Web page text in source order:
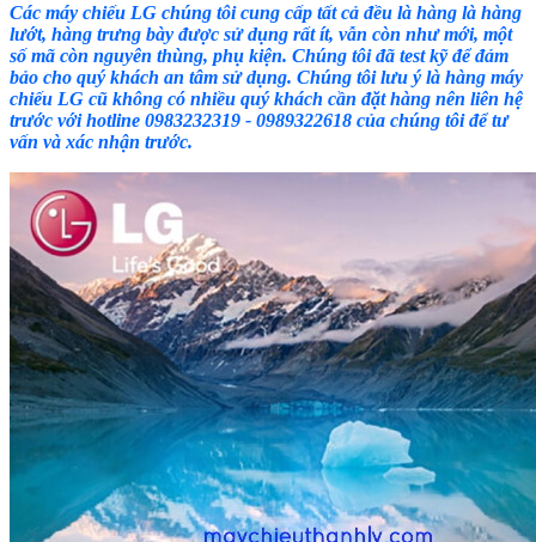
Các máy chiếu LG chúng tôi cung cấp tất cả đều là hàng là hàng
lướt, hàng trưng bày được sử dụng rất ít, vẫn còn như mới, một
số mã còn nguyên thùng, phụ kiện. Chúng tôi đã test kỹ để đảm
bảo cho quý khách an tâm sử dụng. Chúng tôi lưu ý là hàng máy
chiếu LG cũ không có nhiều quý khách cần đặt hàng nên liên hệ
trước với hotline 0983232319 - 0989322618 của chúng tôi để tư
vấn và xác nhận trước.